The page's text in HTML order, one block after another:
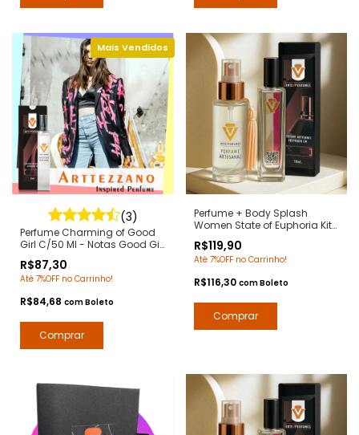
(3)
Perfume Charming of Good
Girl C/50 Ml - Notas Good Girl
Contratipos Premium - Arte 1
Perfumes
R$87,30
Até 7%OFF no Carrinho!
R$84,68 comBoleto
Perfume + Body Splash
Women State of Euphoria Kit
Calvin Klein - Contratipos
Premium - Arte 1 Perfumes
R$119,90
Até 7%OFF no Carrinho!
R$116,30 comBoleto